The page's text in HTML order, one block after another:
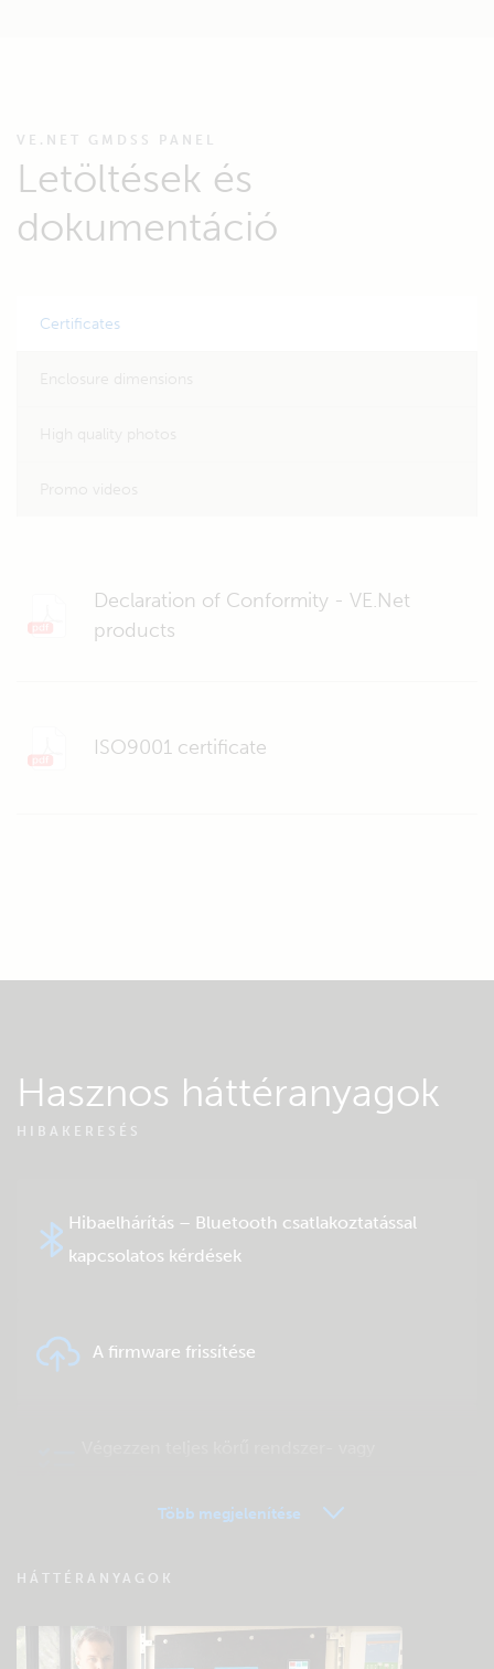
VE.NET GMDSS PANEL
Letöltések és
dokumentáció
Certificates
Declaration of Conformity - VE.Net
products
ISO9001 certificate
Hasznos háttéranyagok
HIBAKERESÉS
Hibaelhárítás – Bluetooth csatlakoztatással
kapcsolatos kérdések
A firmware frissítése
VRM távfelügyelet – Kérdések és válaszok
Több megjelenítése
HÁTTÉRANYAGOK